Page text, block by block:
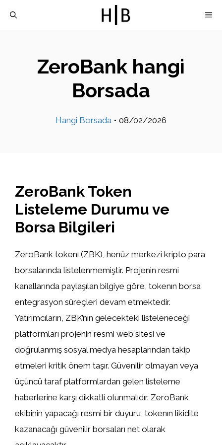
ZeroBank hangi
Borsada
Hangi Borsada • 08/02/2026
ZeroBank Token
Listeleme Durumu ve
Borsa Bilgileri
ZeroBank tokenı (ZBK), henüz merkezi kripto para
borsalarında listelenmemiştir. Projenin resmi
kanallarında paylaşılan bilgiye göre, tokenın borsa
entegrasyon süreçleri devam etmektedir.
Yatırımcıların, ZBK’nın gelecekteki listeleneceği
platformları projenin resmi web sitesi ve
doğrulanmış sosyal medya hesaplarından takip
etmeleri kritik önem taşır. Güvenilir olmayan veya
üçüncü taraf platformlardan gelen listeleme
haberlerine karşı dikkatli olunmalıdır. ZeroBank
ekibinin yapacağı resmi bir duyuru, tokenın likidite
kazanacağı güvenilir borsaları net olarak